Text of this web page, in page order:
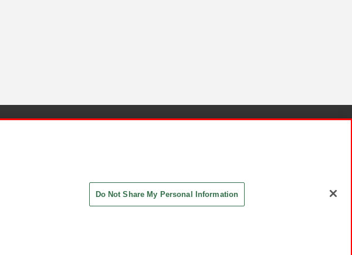
Do Not Share My Personal Information